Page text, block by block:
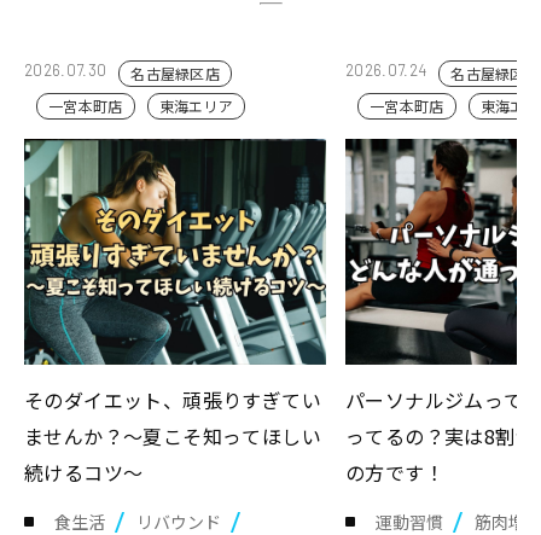
2026.07.30
名古屋緑区店
一宮本町店
東海エリア
そのダイエット、頑張りすぎてい
ませんか？～夏こそ知ってほしい
続けるコツ～
食生活
リバウンド
2026.07.24
名古屋緑区店
一宮本町店
東海エ
パーソナルジムって
ってるの？実は8割
の方です！
運動習慣
筋肉増強